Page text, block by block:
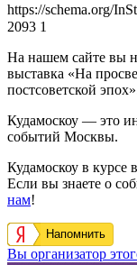
https://schema.org/
2093 1
На нашем сайте вы
выставка «На
постсоветской
Кудамоскоу — это
событий Москвы.
Кудамоскоу в курсе
Если вы знаете о
нам!
Напомнить
Вы организатор